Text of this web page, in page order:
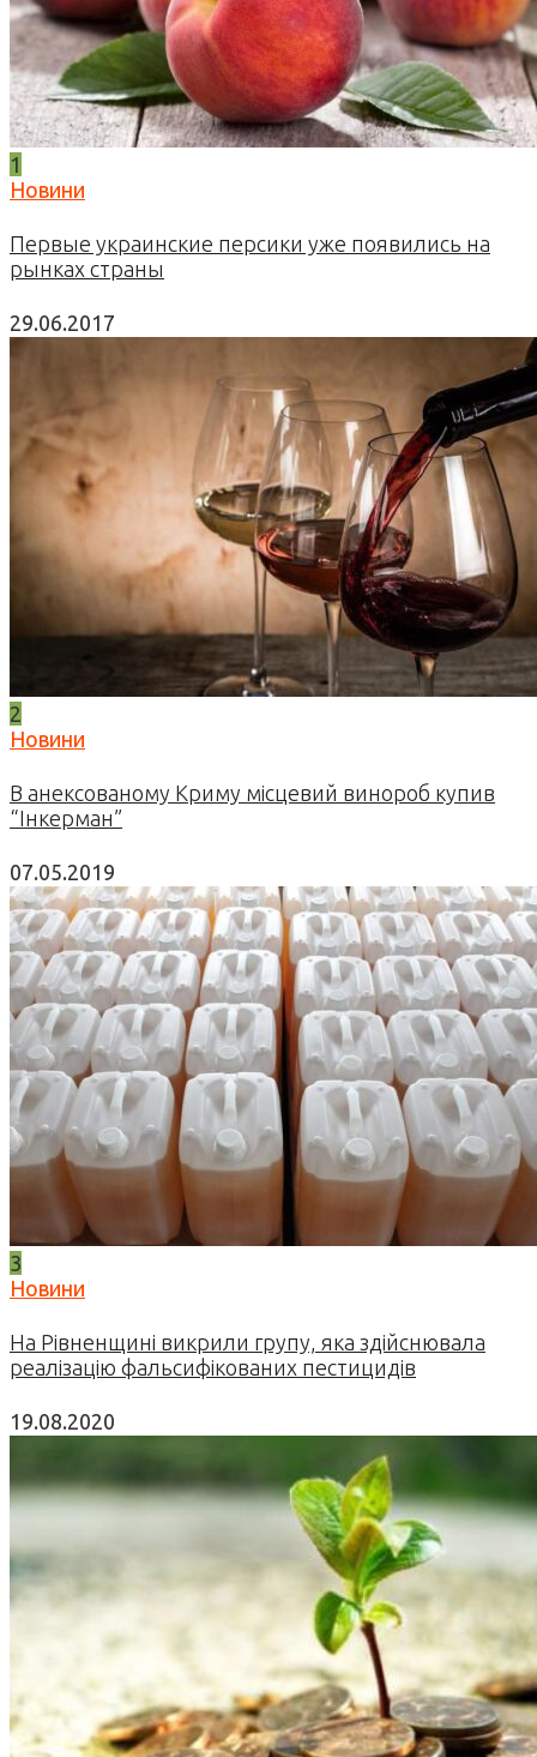
1
Новини
Первые украинские персики уже появились на
рынках страны
29.06.2017
2
Новини
В анексованому Криму місцевий винороб купив
“Інкерман”
07.05.2019
3
Новини
На Рівненщині викрили групу, яка здійснювала
реалізацію фальсифікованих пестицидів
19.08.2020